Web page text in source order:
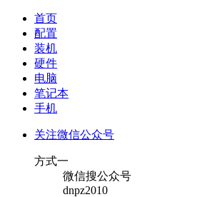
首页
配置
装机
硬件
电脑
笔记本
手机
关注微信公众号
方式一
微信搜公众号
dnpz2010